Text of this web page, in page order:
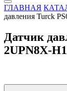
ГЛАВНАЯ
давления Turck
Датчик
2UPN8X-